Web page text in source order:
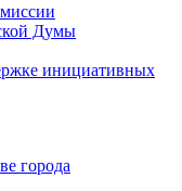
Думы
инициативных
города